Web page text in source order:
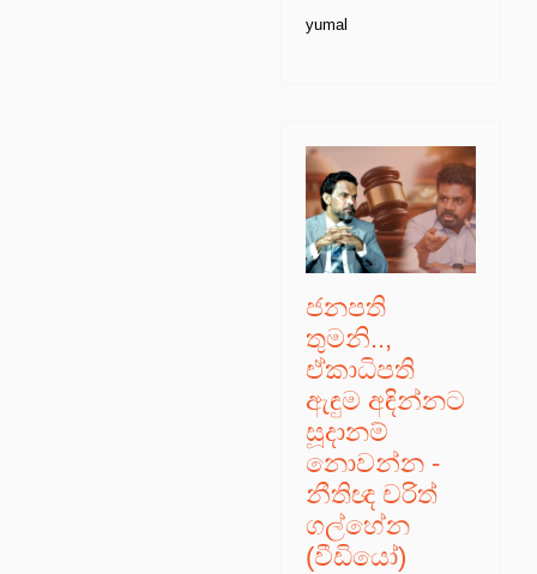
yumal
ජනපති
තුමනි..,
ඒකාධිපති
ඇඳුම අඳින්නට
සූදානම්
නොවන්න -
නීතිඥ චරිත්
ගල්හේන
(වීඩියෝ)